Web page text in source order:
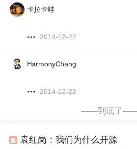
卡拉卡哇
2014-12-22
HarmonyChang
2014-12-22
——到底了
袁红岗：我们为什么开源